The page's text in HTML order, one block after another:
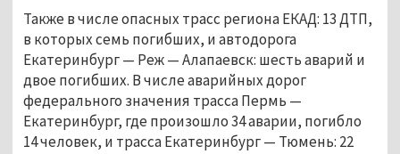
Также в числе опасных трасс региона ЕКАД: 13 ДТП,
в которых семь погибших, и автодорога
Екатеринбург — Реж — Алапаевск: шесть аварий и
двое погибших. В числе аварийных дорог
федерального значения трасса Пермь —
Екатеринбург, где произошло 34 аварии, погибло
14 человек, и трасса Екатеринбург — Тюмень: 22